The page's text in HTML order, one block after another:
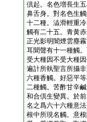
倶起。名色増長生
鼻舌身。對名色生
十二種。澁滑輕重
觸有二十五。青黄
正光影明闇煙雲塵
耳聞聲有十一種觸
受大種因不受大種
遍計所執聖言所攝
六種香觸。好惡平
二種觸。苦酢甘辛
和合倶生變異。於
名之爲六十六種意
根中所現名觸。意